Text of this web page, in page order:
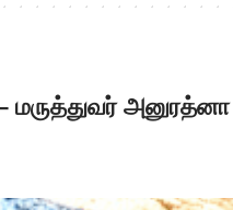
மருத்துவர் அனுரத்னா